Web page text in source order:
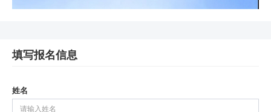
填写报名信息
姓名